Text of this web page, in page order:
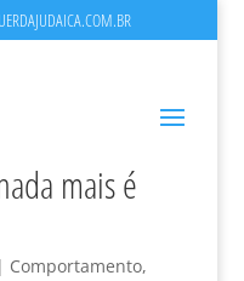
mais é
Comportamento,